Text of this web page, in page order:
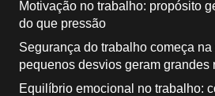
Motivação no trabalho: propósito
do que pressão
Segurança do trabalho começa
pequenos desvios geram grandes
Equilíbrio emocional no trabalho: